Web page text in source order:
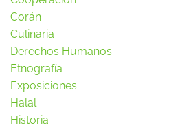
Corán
Culinaria
Derechos Humanos
Etnografía
Exposiciones
Halal
Historia